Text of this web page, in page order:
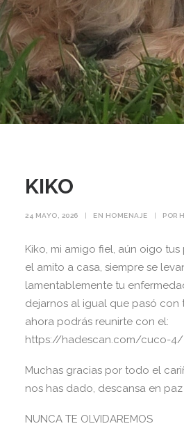
KIKO
24 MAYO, 2026 | EN HOMENAJE | POR
Kiko, mi amigo fiel, aún oigo
el amito a casa, siempre se
lamentablemente tu
dejarnos al igual que pasó con
ahora podrás reunirte con el:
https://hadescan.com/cuco-4/
Muchas gracias por todo el
nos has dado, descansa en paz
NUNCA TE OLVIDAREMOS